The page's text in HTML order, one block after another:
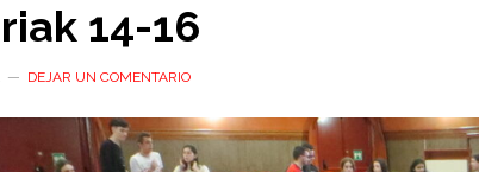
14-16
DEJAR UN COMENTARIO